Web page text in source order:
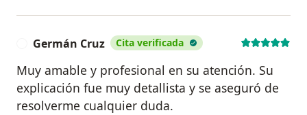
Germán Cruz Cita verificada
Muy amable y profesional en su atención. Su
explicación fue muy detallista y se aseguró de
resolverme cualquier duda.